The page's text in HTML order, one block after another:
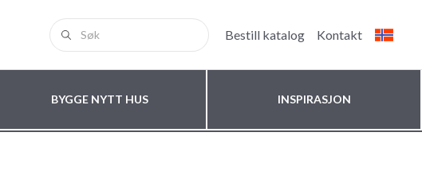
Bestill katalog Kontakt
BYGGE NYTT HUS INSPIRASJON
NYHETSBREV